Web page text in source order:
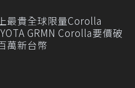
最貴全球限量Corolla
GRMN Corolla要價破
萬新台幣